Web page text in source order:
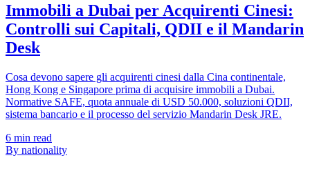
Immobili a Dubai per Acquirenti Cinesi:
Controlli sui Capitali, QDII e il Mandarin
Desk
Cosa devono sapere gli acquirenti cinesi dalla Cina continentale,
Hong Kong e Singapore prima di acquisire immobili a Dubai.
Normative SAFE, quota annuale di USD 50.000, soluzioni QDII,
sistema bancario e il processo del servizio Mandarin Desk JRE.
6 min read
By nationality